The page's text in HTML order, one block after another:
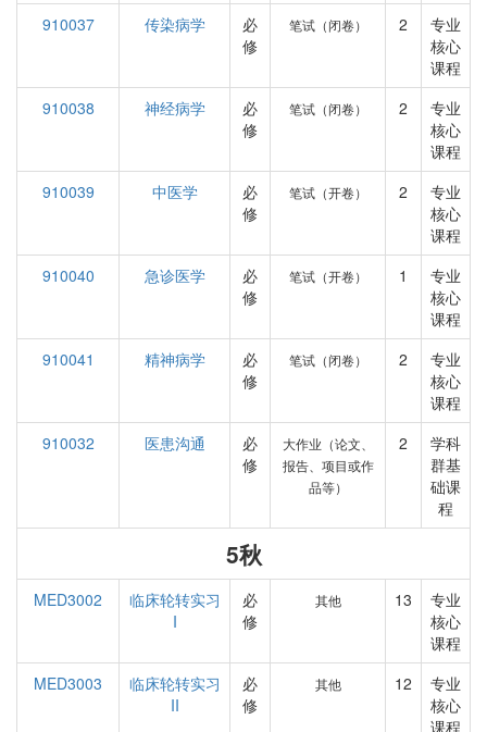
910037
传染病学
必
修
笔试（闭卷） 2
专业
核心
课程
910038
神经病学
必
修
笔试（闭卷） 2
专业
核心
课程
910039
中医学
必
修
笔试（开卷） 2
专业
核心
课程
910040
急诊医学
必
修
笔试（开卷） 1
专业
核心
课程
910041
精神病学
必
修
笔试（闭卷） 2
专业
核心
课程
910032
医患沟通
必
修
大作业（论文、
报告、项目或作
品等）
2
学科
群基
础课
程
5秋
MED3002
临床轮转实习
I
必
修
其他 13
专业
核心
课程
MED3003
临床轮转实习
II
必
修
其他 12
专业
核心
课程